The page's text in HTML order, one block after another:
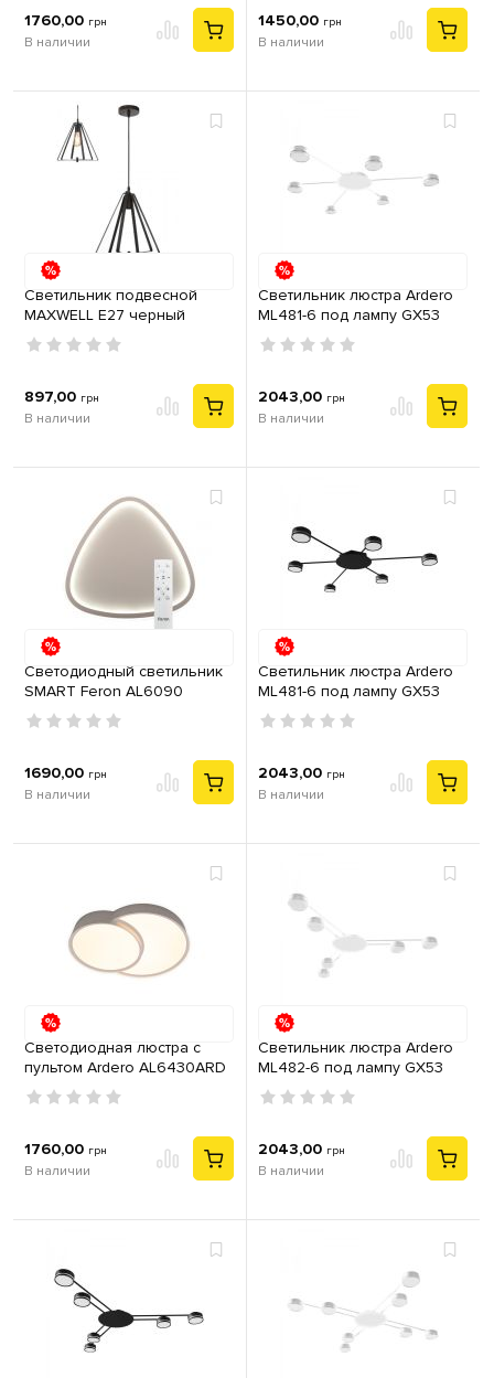
1760,00 грн
В наличии
1450,00 грн
В наличии
Светильник подвесной
MAXWELL Е27 черный
897,00 грн
В наличии
Светильник люстра Ardero
ML481-6 под лампу GX53
металл белый
2043,00 грн
В наличии
Светодиодный светильник
SMART Feron AL6090
TRIANGLE 60W
1690,00 грн
В наличии
Светильник люстра Ardero
ML481-6 под лампу GX53
металл черный
2043,00 грн
В наличии
Светодиодная люстра с
пультом Ardero AL6430ARD
TOUCH R 60Вт 3000-6500К
IP20
1760,00 грн
В наличии
Светильник люстра Ardero
ML482-6 под лампу GX53
металл белый
2043,00 грн
В наличии